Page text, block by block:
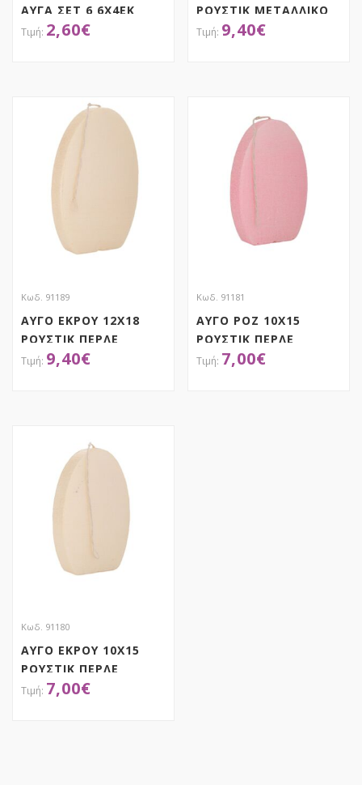
ΑΥΓΑ ΣΕΤ 6 6X4EK
ΚΡΕΜΑΣΤΑ ΣΕ
2,60€
ΡΟΥΣΤΙΚ ΜΕΤΑΛΛΙΚΟ
9,40€
Κωδ. 91189
ΑΥΓΟ ΕΚΡΟΥ 12Χ18
ΡΟΥΣΤΙΚ ΠΕΡΛΕ
9,40€
Κωδ. 91181
ΑΥΓΟ ΡΟΖ 10Χ15
ΡΟΥΣΤΙΚ ΠΕΡΛΕ
7,00€
Κωδ. 91180
ΑΥΓΟ ΕΚΡΟΥ 10Χ15
ΡΟΥΣΤΙΚ ΠΕΡΛΕ
7,00€